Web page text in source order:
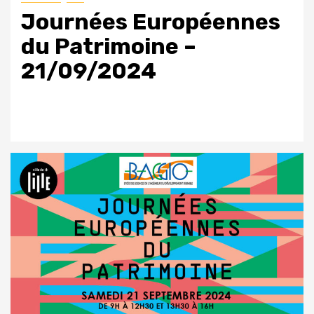
Journées Européennes
du Patrimoine –
21/09/2024